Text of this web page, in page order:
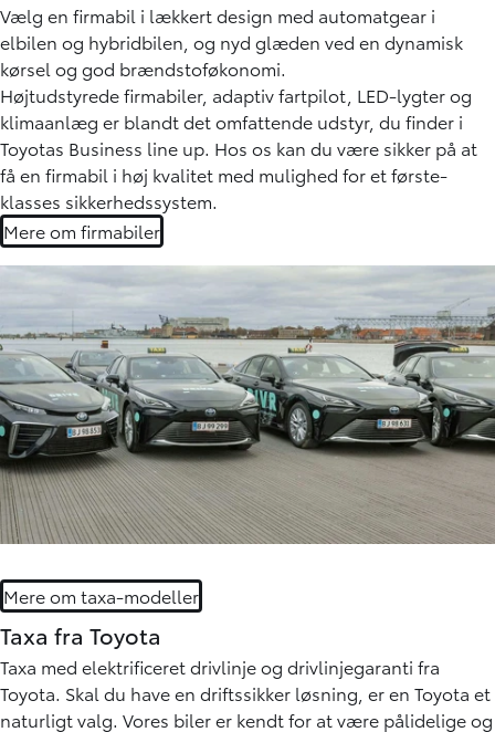
Vælg en firmabil i lækkert design med automatgear i
elbilen og hybridbilen, og nyd glæden ved en dynamisk
kørsel og god brændstoføkonomi.
Højtudstyrede firmabiler, adaptiv fartpilot, LED-lygter og
klimaanlæg er blandt det omfattende udstyr, du finder i
Toyotas Business line up. Hos os kan du være sikker på at
få en firmabil i høj kvalitet med mulighed for et første-
klasses sikkerhedssystem.
Mere om firmabiler
Mere om taxa-modeller
Taxa fra Toyota
Taxa med elektrificeret drivlinje og drivlinjegaranti fra
Toyota. Skal du have en driftssikker løsning, er en Toyota et
naturligt valg. Vores biler er kendt for at være pålidelige og